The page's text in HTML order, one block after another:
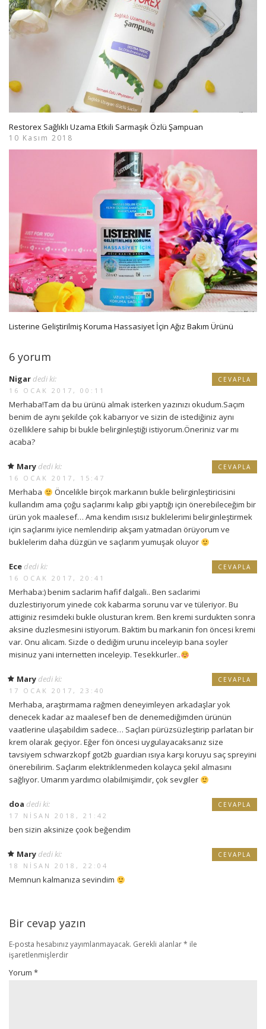
Restorex Sağlıklı Uzama Etkili Sarmaşık Özlü Şampuan
10 Kasım 2018
Listerine Geliştirilmiş Koruma Hassasiyet İçin Ağız Bakım Ürünü
6 yorum
Nigar dedi ki:
16 OCAK 2017, 00:11
Merhaba!Tam da bu ürünü almak isterken yazınızı okudum.Saçım
benim de aynı şekilde çok kabarıyor ve sizin de istediğiniz aynı
özelliklere sahip bi bukle belirginleştiği istiyorum.Öneriniz var mı
acaba?
CEVAPLA
Mary dedi ki:
16 OCAK 2017, 15:47
Merhaba
Öncelikle birçok markanın bukle belirginleştiricisini
kullandım ama çoğu saçlarımı kalıp gibi yaptığı için önerebileceğim bir
ürün yok maalesef… Ama kendim ısısız buklelerimi belirginleştirmek
için saçlarımı iyice nemlendirip akşam yatmadan örüyorum ve
buklelerim daha düzgün ve saçlarım yumuşak oluyor
CEVAPLA
Ece dedi ki:
16 OCAK 2017, 20:41
Merhaba:) benim saclarim hafif dalgali.. Ben saclarimi
duzlestiriyorum yinede cok kabarma sorunu var ve tüleriyor. Bu
attiginiz resimdeki bukle olusturan krem. Ben kremi surdukten sonra
aksine duzlesmesini istiyorum. Baktim bu markanin fon öncesi kremi
var. Onu alicam. Sizde o dediğim urunu inceleyip bana soyler
misinuz yani internetten inceleyip. Tesekkurler..
CEVAPLA
Mary dedi ki:
17 OCAK 2017, 23:40
Merhaba, araştırmama rağmen deneyimleyen arkadaşlar yok
denecek kadar az maalesef ben de denemediğimden ürünün
vaatlerine ulaşabildim sadece… Saçları pürüzsüzleştirip parlatan bir
krem olarak geçiyor. Eğer fön öncesi uygulayacaksanız size
tavsiyem schwarzkopf got2b guardian ısıya karşı koruyu saç spreyini
önerebilirim. Saçlarım elektriklenmeden kolayca şekil almasını
sağlıyor. Umarım yardımcı olabilmişimdir, çok sevgiler
CEVAPLA
doa dedi ki:
17 NISAN 2018, 21:42
ben sizin aksinize çook beğendim
CEVAPLA
Mary dedi ki:
18 NISAN 2018, 22:04
Memnun kalmanıza sevindim
CEVAPLA
Bir cevap yazın
E-posta hesabınız yayımlanmayacak. Gerekli alanlar* ile
işaretlenmişlerdir
Yorum *